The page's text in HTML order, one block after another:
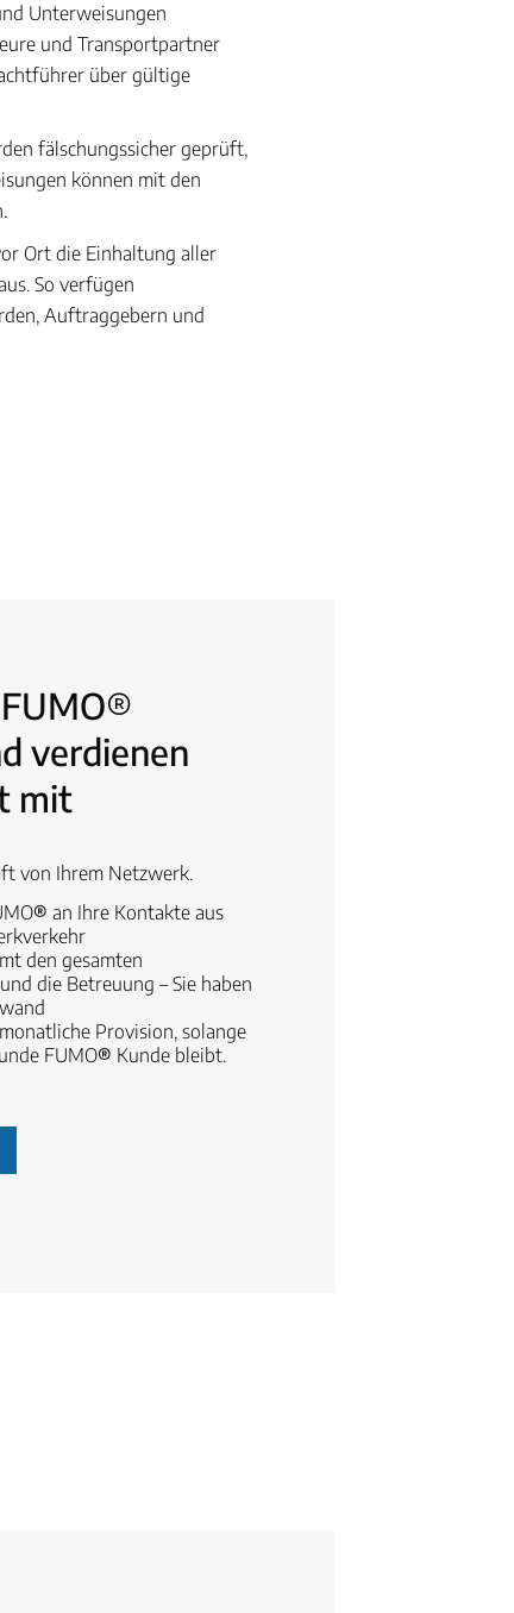
Unterweisungen
und Transportpartner
über gültige
fälschungssicher geprüft,
können mit den
Ort die Einhaltung aller
So verfügen
Auftraggebern und
verdienen
mit
von Ihrem Netzwerk.
® an Ihre Kontakte aus
den gesamten
die Betreuung – Sie haben
Provision, solange
FUMO® Kunde bleibt.